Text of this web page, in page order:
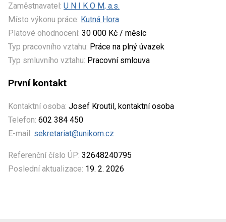
Zaměstnavatel: U N I K O M, a.s.
Místo výkonu práce: Kutná Hora
Platové ohodnocení: 30 000 Kč / měsíc
Typ pracovního vztahu: Práce na plný úvazek
Typ smluvního vztahu: Pracovní smlouva
První kontakt
Kontaktní osoba: Josef Kroutil, kontaktní osoba
Telefon: 602 384 450
E-mail: sekretariat@unikom.cz
Referenční číslo ÚP: 32648240795
Poslední aktualizace: 19. 2. 2026